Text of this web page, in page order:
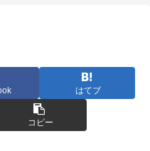
はてブ
コピー